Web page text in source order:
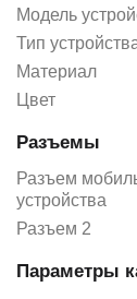
Модель
Тип
Материал
Цвет
Разъемы
Разъем
устройства
Разъем 2
Параметры